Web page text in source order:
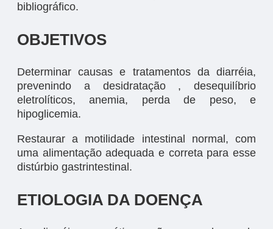
bibliográfico.
OBJETIVOS
Determinar causas e tratamentos da diarréia,
prevenindo a desidratação , desequilíbrio
eletrolíticos, anemia, perda de peso, e
hipoglicemia.
Restaurar a motilidade intestinal normal, com
uma alimentação adequada e correta para esse
distúrbio gastrintestinal.
ETIOLOGIA DA DOENÇA